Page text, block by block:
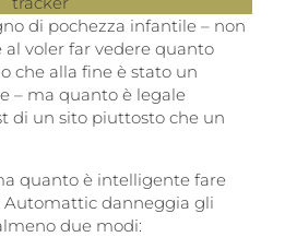
di pochezza infantile – non
al voler far vedere quanto
che alla fine è stato un
– ma quanto è legale
di un sito piuttosto che un
quanto è intelligente fare
Automattic danneggia gli
due modi: